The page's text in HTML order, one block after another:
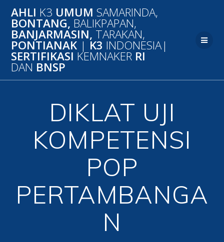
to
content
AHLI K3 UMUM SAMARINDA,
BONTANG, BALIKPAPAN,
BANJARMASIN, TARAKAN,
PONTIANAK | K3 INDONESIA|
SERTIFIKASI KEMNAKER RI
DAN BNSP
DIKLAT UJI
KOMPETENSI
POP
PERTAMBANGA
N